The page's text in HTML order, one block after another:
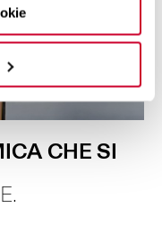
CHE SI